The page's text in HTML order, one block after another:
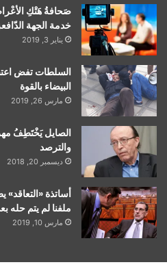
صَحافةُ هَتْكِ
خدمة الجهة
يناير 3, 2019
السلطات تفض
البيضاء بالقوة
مارس 26, 2019
الصايل يَخْتَطِفُ
والترصد
ديسمبر 20, 2018
أساتذة
ملفنا لم يتم حله
مارس 10, 2019